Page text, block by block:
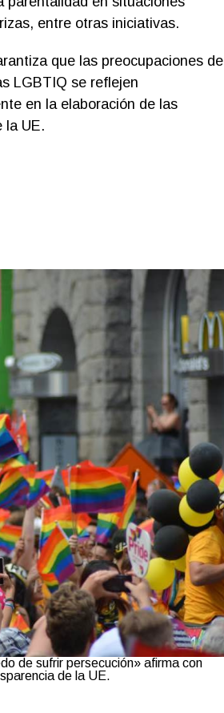
entre otras iniciativas.
que las preocupaciones de
LGBTIQ se reflejen
en la elaboración de las
la UE.
de sufrir persecución» afirma con
de la UE.